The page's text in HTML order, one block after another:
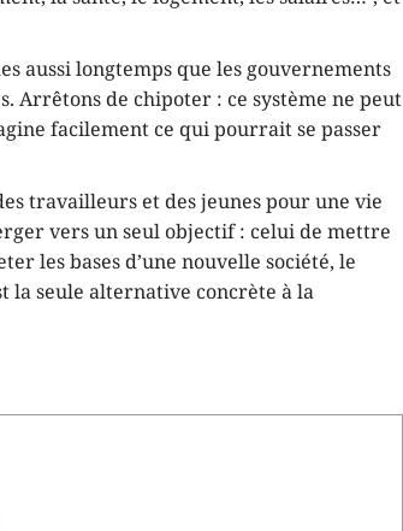
aussi longtemps que les gouvernements
Arrêtons de chipoter : ce système ne peut
facilement ce qui pourrait se passer
travailleurs et des jeunes pour une vie
vers un seul objectif : celui de mettre
les bases d’une nouvelle société, le
la seule alternative concrète à la